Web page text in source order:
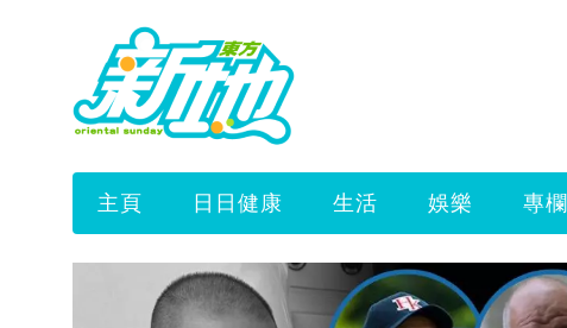
主頁 日日健康 生活 娛樂 專欄